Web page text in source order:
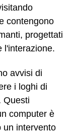
contengono
progettati
l'interazione.
avvisi di
i loghi di
Questi
computer è
un intervento